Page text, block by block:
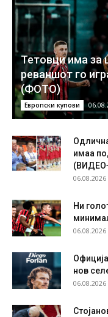
Тетовци има за
реваншот го
(ФОТО)
Европски купови
имаа
06.08.2026
Ни
06.08.2026
нов
06.08.2026